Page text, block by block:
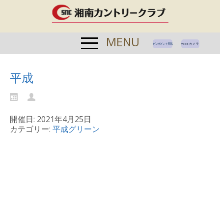
ピンポイント天気 WEBカメラ
MENU
平成
開催日: 2021年4月25日
カテゴリー: 平成グリーン